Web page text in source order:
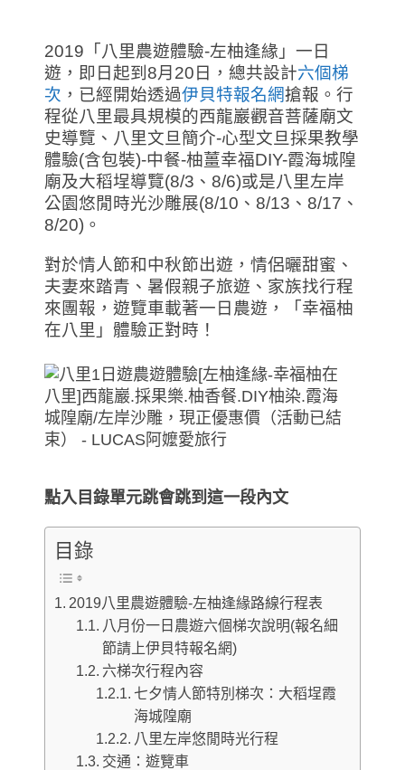
2019「八里農遊體驗-左柚逢緣」一日
遊，即日起到8月20日，總共設計六個梯
次 ，已經開始透過伊貝特報名網搶報。 行
程從八里最具規模的西龍巖觀音菩薩廟文
史導覽、八里文旦簡介-心型文旦採果教學
體驗(含包裝)-中餐-柚薑幸福DIY-霞海城隍
廟及大稻埕導覽(8/3、8/6)或是八里左岸
公園悠閒時光沙雕展(8/10、8/13、8/17、
8/20)。
對於情人節和中秋節出遊，情侶曬甜蜜、
夫妻來踏青、暑假親子旅遊、家族找行程
來團報，遊覽車載著一日農遊，「幸福柚
在八里」體驗正對時！
點入目錄單元跳會跳到這一段內文
目錄
2019八里農遊體驗-左柚逢緣路線行程表
八月份一日農遊六個梯次說明(報名細
節請上伊貝特報名網)
六梯次行程內容
七夕情人節特別梯次：大稻埕霞
海城隍廟
八里左岸悠閒時光行程
交通：遊覽車